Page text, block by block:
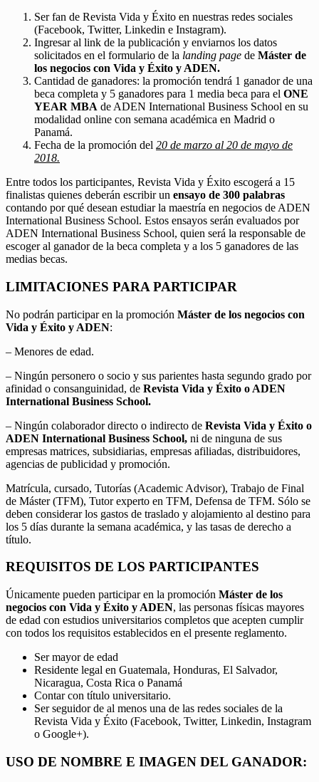
Ser fan de Revista Vida y Éxito en nuestras redes sociales
(Facebook, Twitter, Linkedin e Instagram).
Ingresar al link de la publicación y enviarnos los datos
solicitados en el formulario de la landing page de Máster de
los negocios con Vida y Éxito y ADEN.
Cantidad de ganadores: la promoción tendrá 1 ganador de una
beca completa y 5 ganadores para 1 media beca para el ONE
YEAR MBA de ADEN International Business School en su
modalidad online con semana académica en Madrid o
Panamá.
Fecha de la promoción del 20 de marzo al 20 de mayo de
2018.
Entre todos los participantes, Revista Vida y Éxito escogerá a 15
finalistas quienes deberán escribir un ensayo de 300 palabras
contando por qué desean estudiar la maestría en negocios de ADEN
International Business School. Estos ensayos serán evaluados por
ADEN International Business School, quien será la responsable de
escoger al ganador de la beca completa y a los 5 ganadores de las
medias becas.
LIMITACIONES PARA PARTICIPAR
No podrán participar en la promoción Máster de los negocios con
Vida y Éxito y ADEN:
– Menores de edad.
– Ningún personero o socio y sus parientes hasta segundo grado por
afinidad o consanguinidad, de Revista Vida y Éxito o ADEN
International Business School.
– Ningún colaborador directo o indirecto de Revista Vida y Éxito o
ADEN International Business School, ni de ninguna de sus
empresas matrices, subsidiarias, empresas afiliadas, distribuidores,
agencias de publicidad y promoción.
Matrícula, cursado, Tutorías (Academic Advisor), Trabajo de Final
de Máster (TFM), Tutor experto en TFM, Defensa de TFM. Sólo se
deben considerar los gastos de traslado y alojamiento al destino para
los 5 días durante la semana académica, y las tasas de derecho a
título.
REQUISITOS DE LOS PARTICIPANTES
Únicamente pueden participar en la promoción Máster de los
negocios con Vida y Éxito y ADEN, las personas físicas mayores
de edad con estudios universitarios completos que acepten cumplir
con todos los requisitos establecidos en el presente reglamento.
Ser mayor de edad
Residente legal en Guatemala, Honduras, El Salvador,
Nicaragua, Costa Rica o Panamá
Contar con título universitario.
Ser seguidor de al menos una de las redes sociales de la
Revista Vida y Éxito (Facebook, Twitter, Linkedin, Instagram
o Google+).
USO DE NOMBRE E IMAGEN DEL GANADOR: